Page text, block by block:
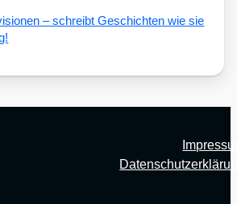
– schreibt Geschich­ten wie sie